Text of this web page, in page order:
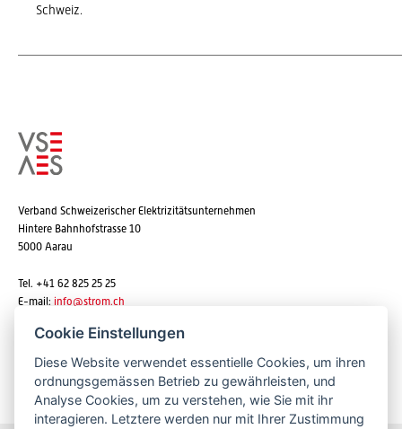
Schweiz.
Verband Schweizerischer Elektrizitätsunternehmen
Hintere Bahnhofstrasse 10
5000 Aarau
Tel. +41 62 825 25 25
E-mail: info@strom.ch
Newsletter abonnieren
Cookie Einstellungen
Diese Website verwendet essentielle Cookies, um ihren
ordnungsgemässen Betrieb zu gewährleisten, und
Analyse Cookies, um zu verstehen, wie Sie mit ihr
interagieren. Letztere werden nur mit Ihrer Zustimmung